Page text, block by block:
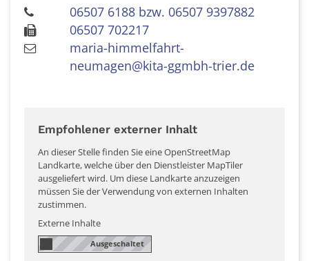
06507 6188 bzw. 06507 9397882
06507 702217
maria-himmelfahrt-
neumagen@kita-ggmbh-trier.de
Empfohlener externer Inhalt
An dieser Stelle finden Sie eine OpenStreetMap
Landkarte, welche über den Dienstleister MapTiler
ausgeliefert wird. Um diese Landkarte anzuzeigen
müssen Sie der Verwendung von externen Inhalten
zustimmen.
Externe Inhalte